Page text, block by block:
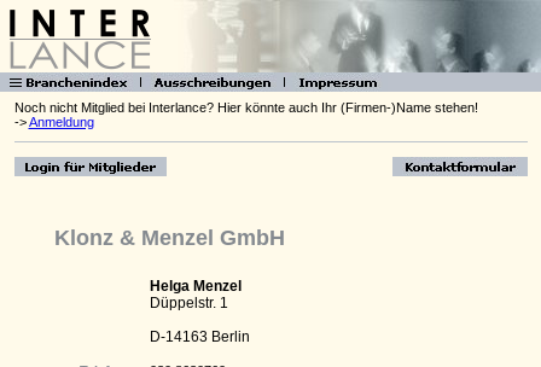
Noch nicht Mitglied bei Interlance? Hier könnte auch Ihr (Firmen-)Name stehen!
->Anmeldung
Klonz & Menzel GmbH
Helga Menzel
Düppelstr. 1
D-14163 Berlin